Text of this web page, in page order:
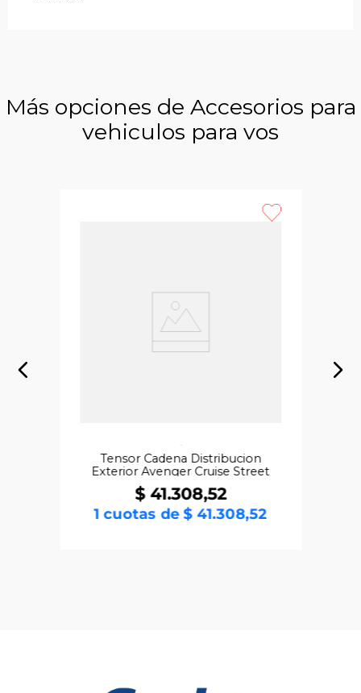
Más opciones de Accesorios para
vehiculos para vos
Tensor Cadena Distribucion
Exterior Avenger Cruise Street
220 Rouser 180 220 RS NS200
Bajaj
$ 41.308,52
1 cuotas de$ 41.308,52